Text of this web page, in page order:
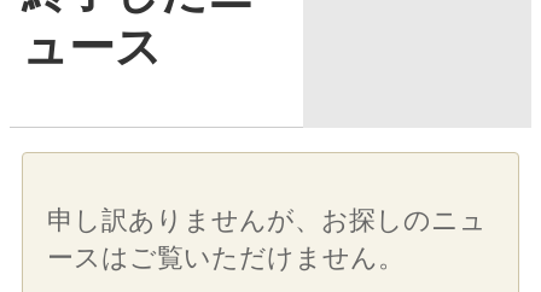
ュース
申し訳ありませんが、お探しのニュ
ースはご覧いただけません。